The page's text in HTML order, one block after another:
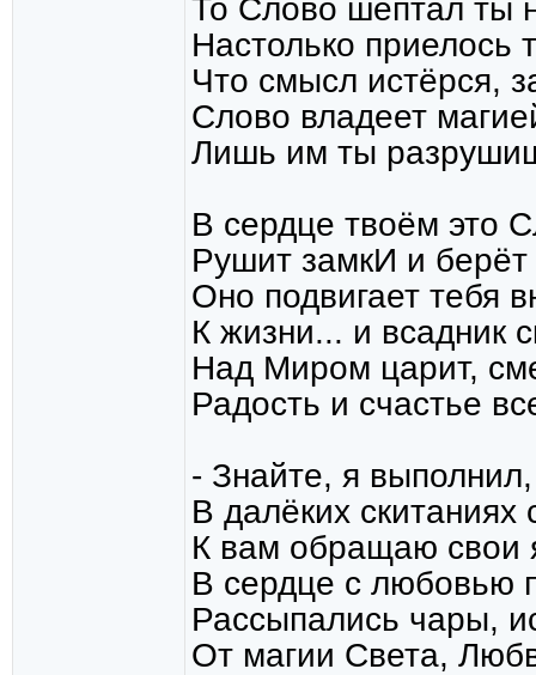
То Слово шептал ты
Настолько приелось
Что смысл истёрся,
Слово владеет
Лишь им ты
В сердце твоём это
Рушит замкИ и берёт
Оно подвигает тебя
К жизни... и всадник
Над Миром царит,
Радость и счастье
- Знайте, я
В далёких
К вам обращаю свои
В сердце с любовью
Рассыпались чары,
От магии Света,